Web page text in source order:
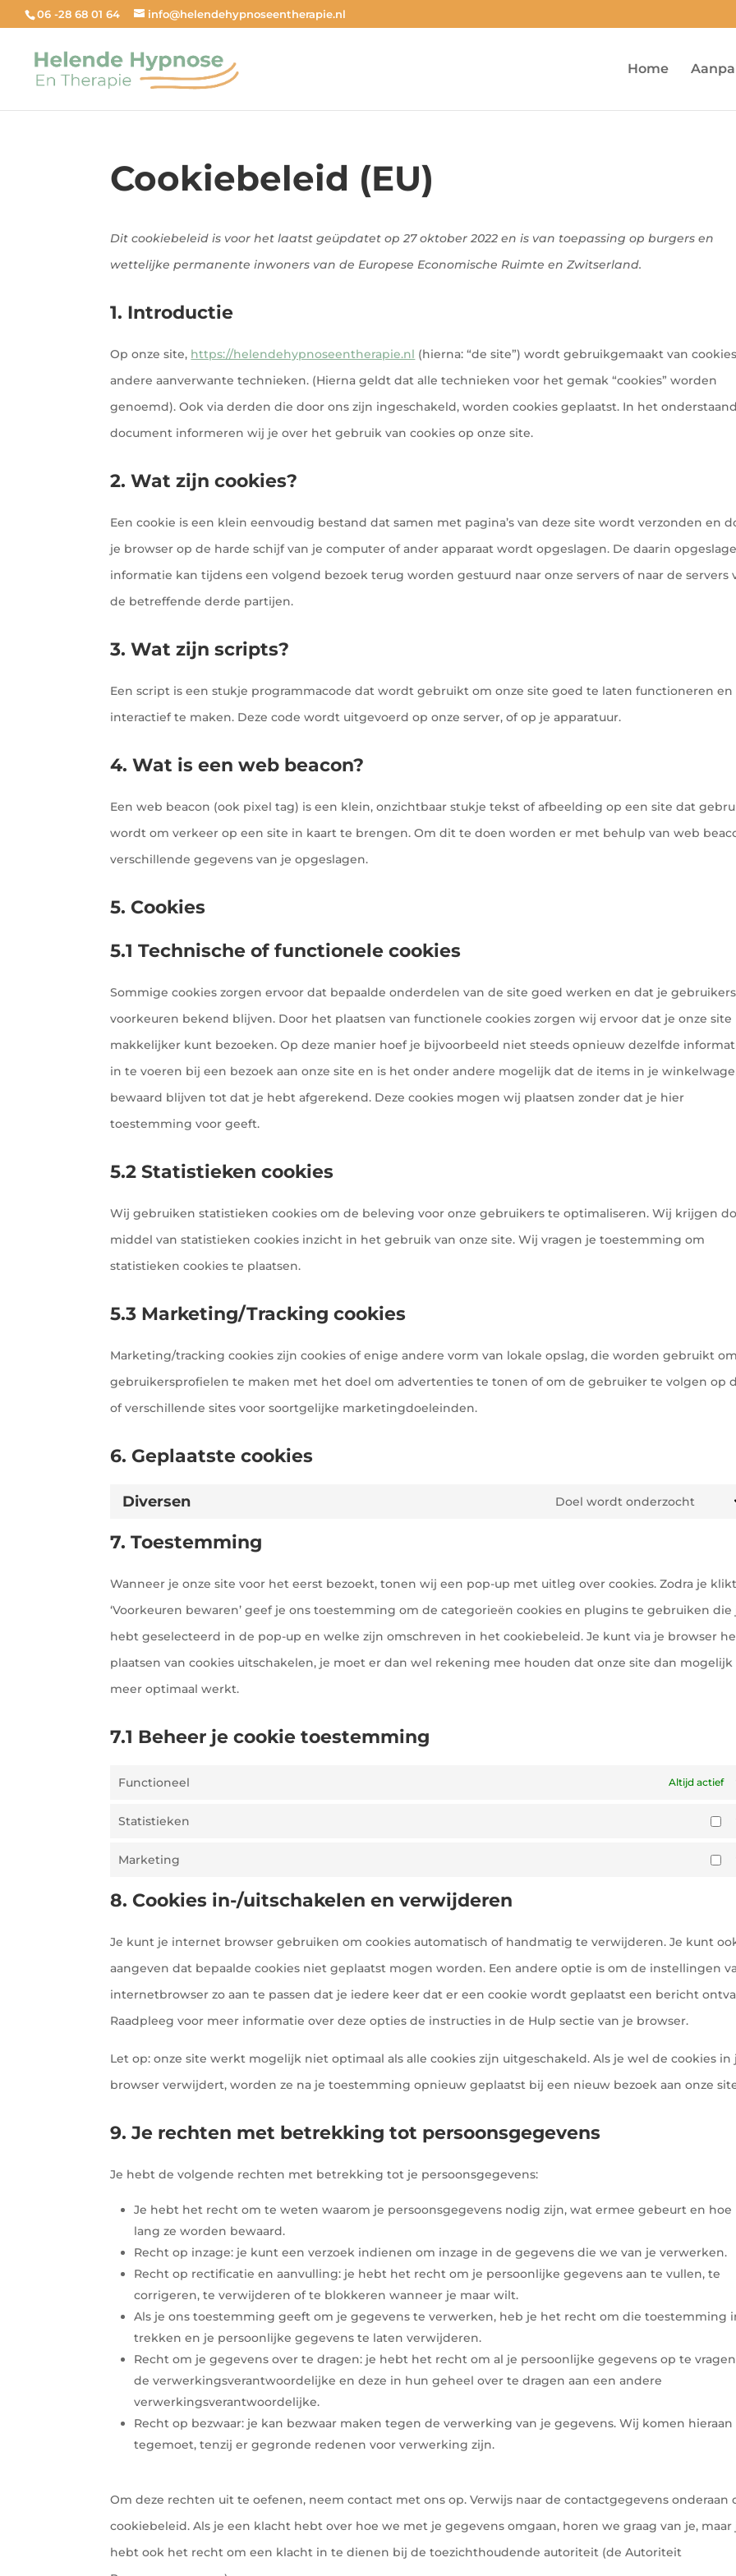
06 -28 68 01 64 info@helendehypnoseentherapie.nl
Home
Cookiebeleid (EU)
Dit cookiebeleid is voor het laatst geüpdatet op 27 oktober 2022 en is van toepassing op burgers en
wettelijke permanente inwoners van de Europese Economische Ruimte en Zwitserland.
1. Introductie
Op onze site, https://helendehypnoseentherapie.nl (hierna: “de site”) wordt gebruikgemaakt van
andere aanverwante technieken. (Hierna geldt dat alle technieken voor het gemak “cookies” worden
genoemd). Ook via derden die door ons zijn ingeschakeld, worden cookies geplaatst. In het
document informeren wij je over het gebruik van cookies op onze site.
2. Wat zijn cookies?
Een cookie is een klein eenvoudig bestand dat samen met pagina’s van deze site wordt verzonden en
je browser op de harde schijf van je computer of ander apparaat wordt opgeslagen. De daarin
informatie kan tijdens een volgend bezoek terug worden gestuurd naar onze servers of naar de servers
de betreffende derde partijen.
3. Wat zijn scripts?
Een script is een stukje programmacode dat wordt gebruikt om onze site goed te laten functioneren en
interactief te maken. Deze code wordt uitgevoerd op onze server, of op je apparatuur.
4. Wat is een web beacon?
Een web beacon (ook pixel tag) is een klein, onzichtbaar stukje tekst of afbeelding op een site dat
wordt om verkeer op een site in kaart te brengen. Om dit te doen worden er met behulp van web
verschillende gegevens van je opgeslagen.
5. Cookies
5.1 Technische of functionele cookies
Sommige cookies zorgen ervoor dat bepaalde onderdelen van de site goed werken en dat je gebruikers
voorkeuren bekend blijven. Door het plaatsen van functionele cookies zorgen wij ervoor dat je onze site
makkelijker kunt bezoeken. Op deze manier hoef je bijvoorbeeld niet steeds opnieuw dezelfde
in te voeren bij een bezoek aan onze site en is het onder andere mogelijk dat de items in je
bewaard blijven tot dat je hebt afgerekend. Deze cookies mogen wij plaatsen zonder dat je hier
toestemming voor geeft.
5.2 Statistieken cookies
Wij gebruiken statistieken cookies om de beleving voor onze gebruikers te optimaliseren. Wij krijgen
middel van statistieken cookies inzicht in het gebruik van onze site. Wij vragen je toestemming om
statistieken cookies te plaatsen.
5.3 Marketing/Tracking cookies
Marketing/tracking cookies zijn cookies of enige andere vorm van lokale opslag, die worden gebruikt om
gebruikersprofielen te maken met het doel om advertenties te tonen of om de gebruiker te volgen op
of verschillende sites voor soortgelijke marketingdoeleinden.
6. Geplaatste cookies
Diversen
Doel wordt onderzocht
7. Toestemming
Wanneer je onze site voor het eerst bezoekt, tonen wij een pop-up met uitleg over cookies. Zodra je
‘Voorkeuren bewaren’ geef je ons toestemming om de categorieën cookies en plugins te gebruiken die
hebt geselecteerd in de pop-up en welke zijn omschreven in het cookiebeleid. Je kunt via je browser
plaatsen van cookies uitschakelen, je moet er dan wel rekening mee houden dat onze site dan
meer optimaal werkt.
7.1 Beheer je cookie toestemming
Functioneel Altijd actief
Statistieken
Marketing
8. Cookies in-/uitschakelen en verwijderen
Je kunt je internet browser gebruiken om cookies automatisch of handmatig te verwijderen. Je kunt
aangeven dat bepaalde cookies niet geplaatst mogen worden. Een andere optie is om de instellingen
internetbrowser zo aan te passen dat je iedere keer dat er een cookie wordt geplaatst een bericht
Raadpleeg voor meer informatie over deze opties de instructies in de Hulp sectie van je browser.
Let op: onze site werkt mogelijk niet optimaal als alle cookies zijn uitgeschakeld. Als je wel de cookies in
browser verwijdert, worden ze na je toestemming opnieuw geplaatst bij een nieuw bezoek aan onze
9. Je rechten met betrekking tot persoonsgegevens
Je hebt de volgende rechten met betrekking tot je persoonsgegevens:
Je hebt het recht om te weten waarom je persoonsgegevens nodig zijn, wat ermee gebeurt en hoe
lang ze worden bewaard.
Recht op inzage: je kunt een verzoek indienen om inzage in de gegevens die we van je verwerken.
Recht op rectificatie en aanvulling: je hebt het recht om je persoonlijke gegevens aan te vullen, te
corrigeren, te verwijderen of te blokkeren wanneer je maar wilt.
Als je ons toestemming geeft om je gegevens te verwerken, heb je het recht om die toestemming
trekken en je persoonlijke gegevens te laten verwijderen.
Recht om je gegevens over te dragen: je hebt het recht om al je persoonlijke gegevens op te
de verwerkingsverantwoordelijke en deze in hun geheel over te dragen aan een andere
verwerkingsverantwoordelijke.
Recht op bezwaar: je kan bezwaar maken tegen de verwerking van je gegevens. Wij komen hieraan
tegemoet, tenzij er gegronde redenen voor verwerking zijn.
Om deze rechten uit te oefenen, neem contact met ons op. Verwijs naar de contactgegevens onderaan
cookiebeleid. Als je een klacht hebt over hoe we met je gegevens omgaan, horen we graag van je, maar
hebt ook het recht om een klacht in te dienen bij de toezichthoudende autoriteit (de Autoriteit